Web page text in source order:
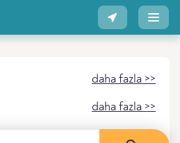
daha fazla >>
daha fazla >>